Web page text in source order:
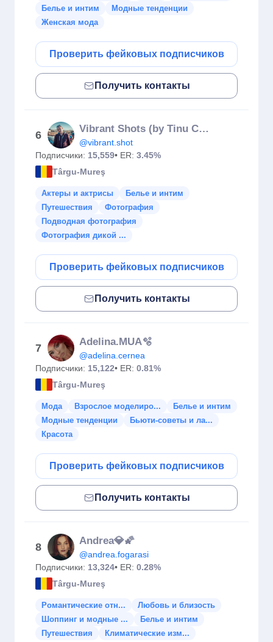
Белье и интим
Модные тенденции
Женская мода
Проверить фейковых подписчиков
Получить контакты
6
Vibrant Shots (by Tinu Coman)
@vibrant.shot
Подписчики: 15,559• ER: 3.45%
Târgu-Mureş
Актеры и актрисы
Белье и интим
Путешествия
Фотография
Подводная фотография
Фотография дикой ...
Проверить фейковых подписчиков
Получить контакты
7
Adelina.MUA🫧
@adelina.cernea
Подписчики: 15,122• ER: 0.81%
Târgu-Mureş
Мода Взрослое моделиро...
Белье и интим
Модные тенденции
Бьюти-советы и ла...
Красота
Проверить фейковых подписчиков
Получить контакты
8
Andrea💎🌠
@andrea.fogarasi
Подписчики: 13,324• ER: 0.28%
Târgu-Mureş
Романтические отн...
Любовь и близость
Шоппинг и модные ...
Белье и интим
Путешествия
Климатические изм...